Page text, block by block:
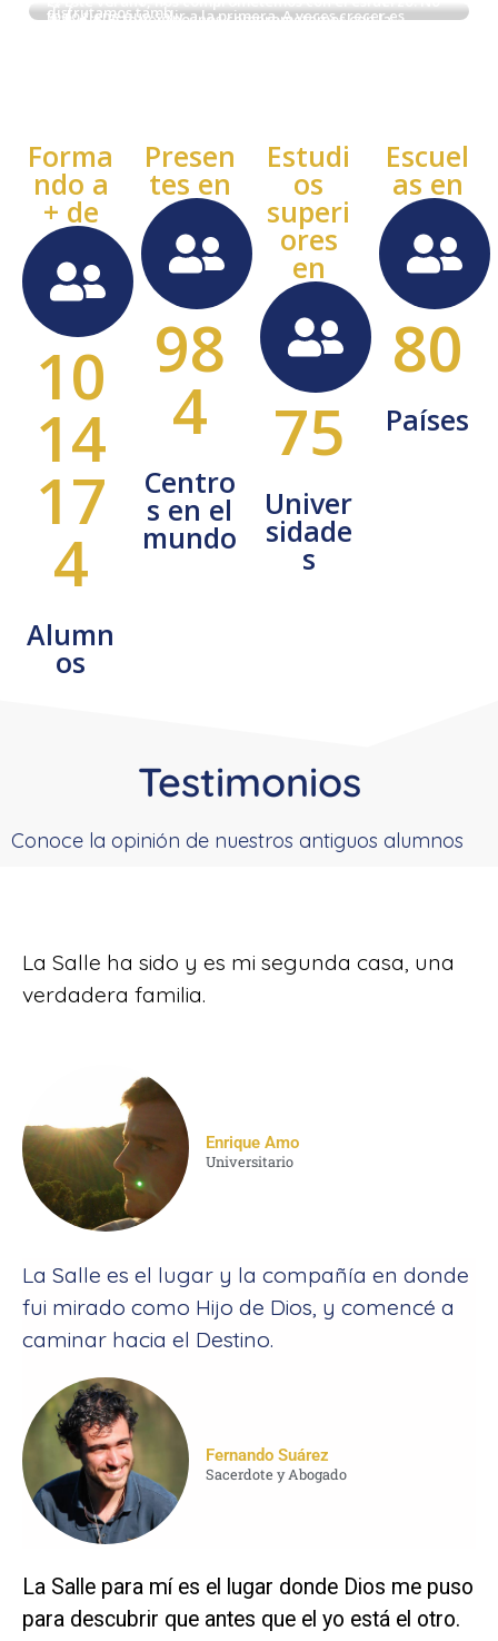
Forma
ndo a
+ de
10
14
17
4
Alumn
os
Presen
tes en
98
4
Centro
s en el
mundo
Estudi
os
superi
ores
en
75
Univer
sidade
s
Escuel
as en
80
Países
Testimonios
Conoce la opinión de nuestros antiguos alumnos
La Salle ha sido y es mi segunda casa, una
verdadera familia.
Enrique Amo
Universitario
La Salle es el lugar y la compañía en donde
fui mirado como Hijo de Dios, y comencé a
caminar hacia el Destino.
Fernando Suárez
Sacerdote y Abogado
La Salle para mí es el lugar donde Dios me puso
para descubrir que antes que el yo está el otro.